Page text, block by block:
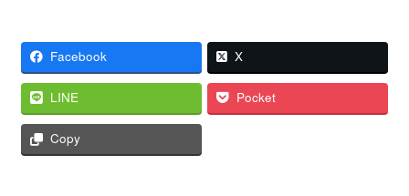
Facebook X
LINE Pocket
Copy